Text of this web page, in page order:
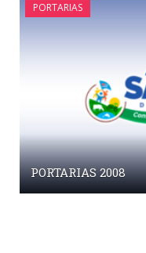
PORTARIAS
PORTARIAS 2008